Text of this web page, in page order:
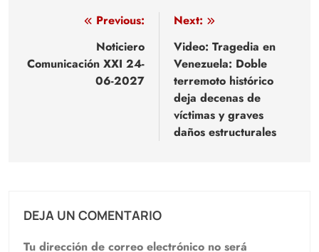
Navegación
entradas
Previous:
Noticiero
Comunicación XXI 24-
06-2027
Next:
Video: Tragedia en
Venezuela: Doble
terremoto histórico
deja decenas de
víctimas y graves
daños estructurales
DEJA UN COMENTARIO
Tu dirección de correo electrónico no será